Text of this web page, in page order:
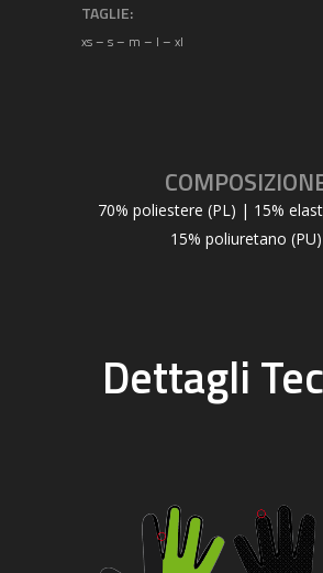
TAGLIE:
xs – s – m – l – xl
70% poliestere (PL) | 15%
15% poliuretano (PU)
Dettagli